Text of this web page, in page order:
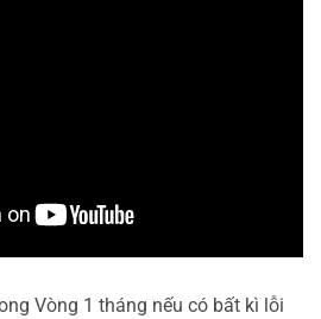
Vòng 1 tháng nếu có bất kì lỗi